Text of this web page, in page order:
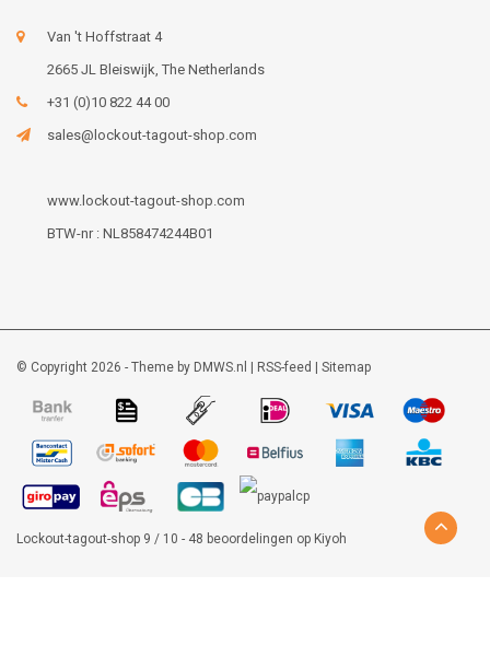
Van 't Hoffstraat 4
2665 JL Bleiswijk, The Netherlands
+31 (0)10 822 44 00
sales@lockout-tagout-shop.com
www.lockout-tagout-shop.com
BTW-nr : NL858474244B01
© Copyright 2026 - Theme by DMWS.nl | RSS-feed | Sitemap
Lockout-tagout-shop 9 / 10 - 48 beoordelingen op Kiyoh